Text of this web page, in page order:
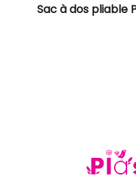
Sac à dos pliable